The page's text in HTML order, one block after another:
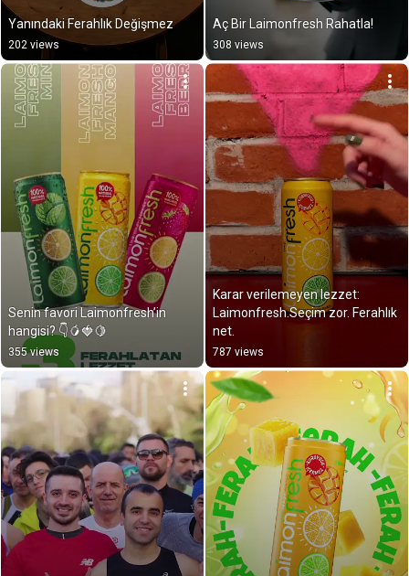
Yanındaki Ferahlık Değişmez
202 views
Aç Bir Laimonfresh Rahatla!
308 views
Senin favori Laimonfresh’in
hangisi? 👇🥭🍓🍋
355 views
Karar verilemeyen lezzet:
Laimonfresh.Seçim zor. Ferahlık
net.
787 views